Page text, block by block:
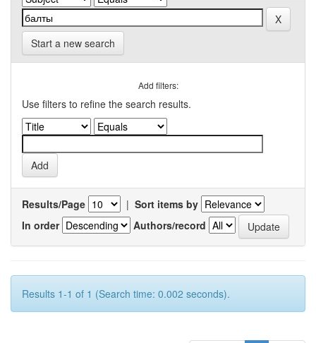
Start a new search
Add filters:
Use filters to refine the search results.
Results/Page | Sort items by
In order
Authors/record
Results 1-1 of 1 (Search time: 0.002 seconds).